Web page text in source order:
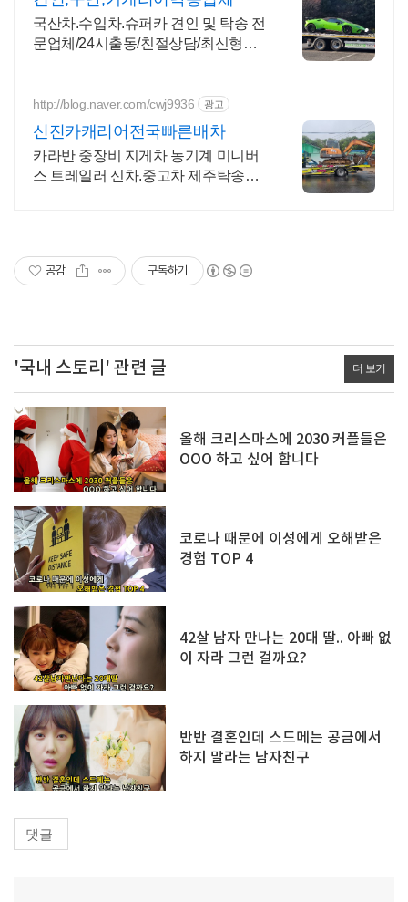
국산차.수입차.슈퍼카 견인 및 탁송 전
문업체/24시출동/친절상담/최신형장
http://blog.naver.com/cwj9936 광고
신진카캐리어전국빠른배차
카라반 중장비 지게차 농기계 미니버
스 트레일러 신차.중고차 제주탁송전
공감 구독하기
'국내 스토리' 관련 글 더 보기
올해 크리스마스에 2030 커플들은
OOO 하고 싶어 합니다
코로나 때문에 이성에게 오해받은
경험 TOP 4
42살 남자 만나는 20대 딸.. 아빠 없
이 자라 그런 걸까요?
반반 결혼인데 스드메는 공금에서
하지 말라는 남자친구
댓글